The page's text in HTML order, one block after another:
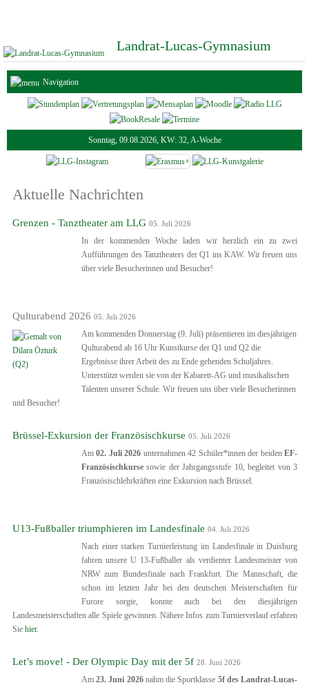
Landrat-Lucas-Gymnasium
Navigation
Sonntag, 09.08.2026, KW: 32, A-Woche
Aktuelle Nachrichten
Grenzen - Tanztheater am LLG 05. Juli 2026
In der kommenden Woche laden wir herzlich ein zu zwei
Aufführungen des Tanztheaters der Q1 ins KAW. Wir freuen uns
über viele Besucherinnen und Besucher!
Qulturabend 2026 05. Juli 2026
Am kommenden Donnerstag (9. Juli) präsentieren im diesjährigen
Qulturabend ab 16 Uhr Kunstkurse der Q1 und Q2 die
Ergebnisse ihrer Arbeit des zu Ende gehenden Schuljahres.
Unterstützt werden sie von der Kabarett-AG und musikalischen
Talenten unserer Schule. Wir freuen uns über viele Besucherinnen
und Besucher!
Brüssel-Exkursion der Französischkurse 05. Juli 2026
Am02. Juli 2026 unternahmen 42 Schüler*innen der beidenEF-
Französischkurse sowie der Jahrgangsstufe 10, begleitet von 3
Französischlehrkräften eine Exkursion nach Brüssel.
U13-Fußballer triumphieren im Landesfinale 04. Juli 2026
Nach einer starken Turnierleistung im Landesfinale in Duisburg
fahren unsere U 13-Fußballer als verdienter Landesmeister von
NRW zum Bundesfinale nach Frankfurt. Die Mannschaft, die
schon im letzten Jahr bei den deutschen Meisterschaften für
Furore sorgte, konnte auch bei den diesjährigen
Landesmeisterschaften alle Spiele gewinnen. Nähere Infos zum Turnierverlauf erfahren
Sie hier.
Let’s move! - Der Olympic Day mit der 5f 28. Juni 2026
Am23.Juni 2026nahm die Sportklasse 5f des Landrat-Lucas-